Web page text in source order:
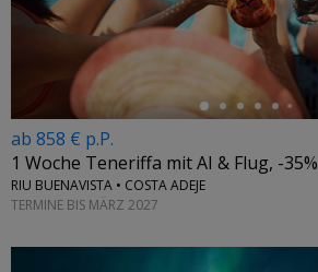
ab 858 € p.P.
1 Woche Teneriffa mit AI & Flug, -35%
RIU BUENAVISTA • COSTA ADEJE
TERMINE BIS MÄRZ 2027